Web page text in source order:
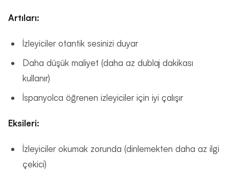
Artıları:
İzleyiciler otantik sesinizi duyar
Daha düşük maliyet (daha az dublaj dakikası
kullanır)
İspanyolca öğrenen izleyiciler için iyi çalışır
Eksileri:
İzleyiciler okumak zorunda (dinlemekten daha az ilgi
çekici)